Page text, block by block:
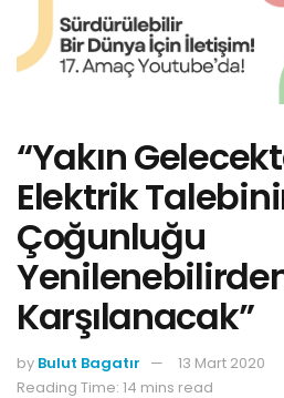
“Yakın
Elektrik
Çoğunluğu
Karşılanacak”
by Bulut Bagatır
13 Mart 2020
Reading Time: 14 mins read